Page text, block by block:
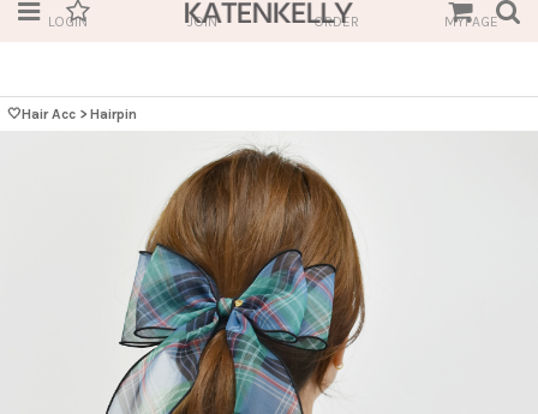
LOGIN JOIN ORDER MYPAGE
🤍Hair Acc > Hairpin